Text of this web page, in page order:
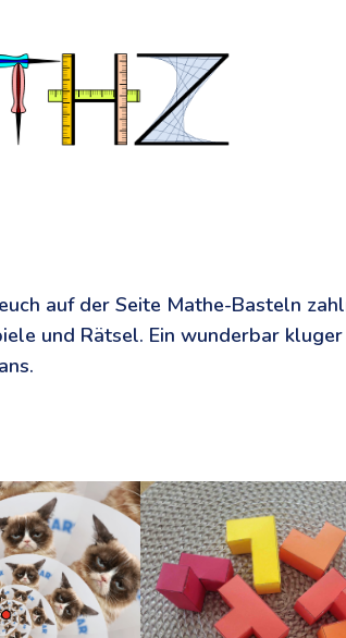
auf der Seite Mathe-Basteln
und Rätsel. Ein wunderbar